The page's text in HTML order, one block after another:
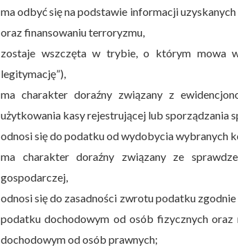
ma odbyć się na podstawie informacji
oraz finansowaniu terroryzmu,
zostaje wszczęta w trybie, o którym mowa
legitymację”),
ma charakter doraźny związany z
użytkowania kasy rejestrującej lub sporządzania
odnosi się do podatku od wydobycia wybranych
ma charakter doraźny związany ze
gospodarczej,
odnosi się do zasadności zwrotu podatku
podatku dochodowym od osób fizycznych
dochodowym od osób prawnych;